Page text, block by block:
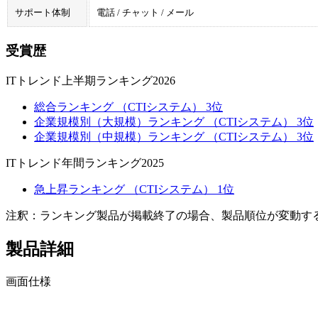
サポート体制 電話 / チャット / メール
受賞歴
ITトレンド上半期ランキング2026
総合ランキング （CTIシステム） 3位
企業規模別（大規模）ランキング （CTIシステム） 3位
企業規模別（中規模）ランキング （CTIシステム） 3位
ITトレンド年間ランキング2025
急上昇ランキング （CTIシステム） 1位
注釈：ランキング製品が掲載終了の場合、製品順位が変動す
製品詳細
画面仕様